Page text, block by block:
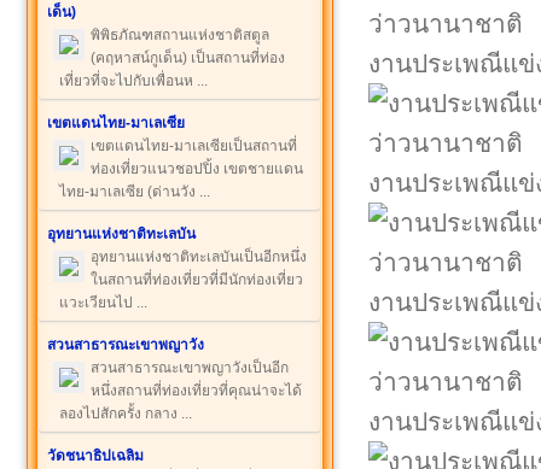
เด็น)
พิพิธภัณฑสถานแห่งชาติสตูล
(คฤหาสน์กูเด็น) เป็นสถานที่ท่อง
เที่ยวที่จะไปกับเพื่อนห ...
เขตแดนไทย-มาเลเซีย
เขตแดนไทย-มาเลเซียเป็นสถานที่
ท่องเที่ยวแนวชอปปิ้ง เขตชายแดน
ไทย-มาเลเซีย (ด่านวัง ...
อุทยานแห่งชาติทะเลบัน
อุทยานแห่งชาติทะเลบันเป็นอีกหนึ่ง
ในสถานที่ท่องเที่ยวที่มีนักท่องเที่ยว
แวะเวียนไป ...
สวนสาธารณะเขาพญาวัง
สวนสาธารณะเขาพญาวังเป็นอีก
หนึ่งสถานที่ท่องเที่ยวที่คุณน่าจะได้
ลองไปสักครั้ง กลาง ...
วัดชนาธิปเฉลิม
งานประเพณีแ
งานประเพณีแ
งานประเพณีแ
งานประเพณีแ